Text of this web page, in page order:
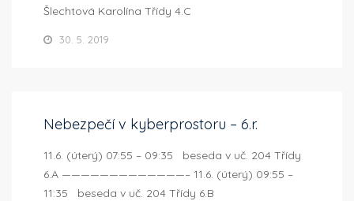
Šlechtová Karolína Třídy 4.C
30. 5. 2019
Nebezpečí v kyberprostoru – 6.r.
11.6. (úterý) 07:55 – 09:35 beseda v uč. 204 Třídy
6.A —————————————– 11.6. (úterý) 09:55 –
11:35 beseda v uč. 204 Třídy 6.B